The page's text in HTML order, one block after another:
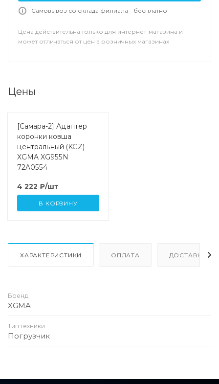
Самовывоз со склада филиала - бесплатно
Цена действительна только для интернет-магазина и
может отличаться от цен в розничных магазинах
Цены
[Самара-2] Адаптер
коронки ковша
центральный (KGZ)
XGMA XG955N
72A0554
4 222 ₽/шт
В КОРЗИНУ
ХАРАКТЕРИСТИКИ ОПЛАТА ДОСТАВКА
Бренд
XGMA
Тип техники
Погрузчик